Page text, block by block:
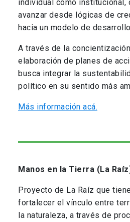
individual como institucional,
avanzar desde lógicas de
hacia un modelo de
A través de la
elaboración de planes de
busca integrar la
político en su sentido más
Más información acá.
Manos en la Tierra (La
Proyecto de La Raíz que
fortalecer el vínculo entre
la naturaleza, a través de